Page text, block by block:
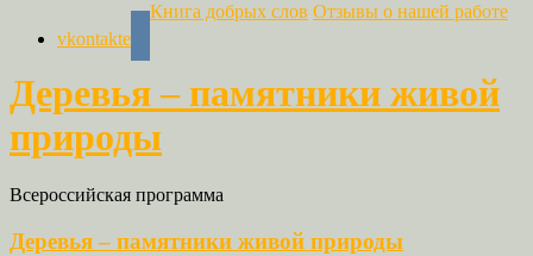
vkontakte
Книга добрых слов Отзывы о нашей работе
Деревья – памятники живой
природы
Всероссийская программа
Деревья – памятники живой природы